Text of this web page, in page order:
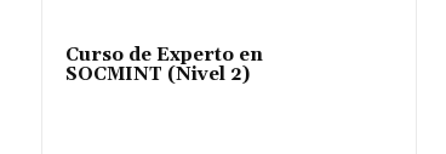
Curso de Experto en
SOCMINT (Nivel 2)